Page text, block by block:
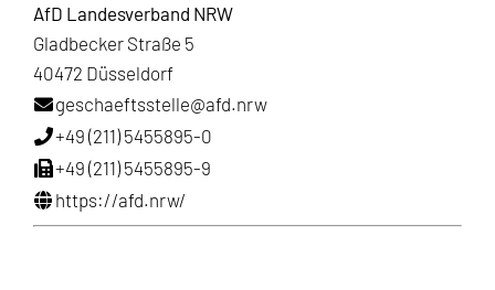
AfD Landesverband NRW
Gladbecker Straße 5
40472 Düsseldorf
geschaeftsstelle@afd.nrw
+49 (211) 5455895-0
+49 (211) 5455895-9
https://afd.nrw/